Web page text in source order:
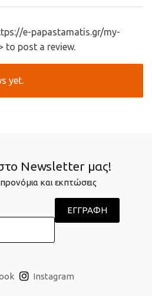
e-papastamatis.gr/my-
to post a review.
yet.
Newsletter μας!
προνόμια και εκπτώσεις
Instagram